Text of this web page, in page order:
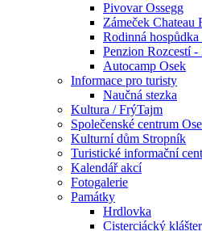
Pivovar Ossegg
Zámeček Chateau
Rodinná
Penzion Rozcestí
Autocamp Osek
Informace pro turisty
Naučná stezka
Kultura / FrýTajm
Společenské centrum
Kulturní dům Stropník
Turistické informační
Kalendář akcí
Fotogalerie
Památky
Hrdlovka
Cisterciácký